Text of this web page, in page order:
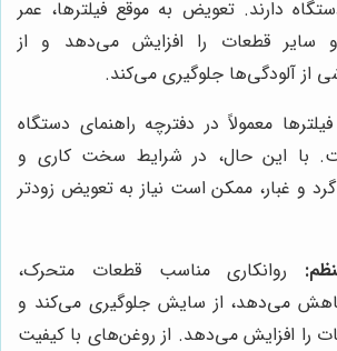
دارند. تعویض به موقع فیلترها، عمر
سایر قطعات را افزایش می‌دهد و از
از آلودگی‌ها جلوگیری می‌کند.
معمولاً در دفترچه راهنمای دستگاه
با این حال، در شرایط سخت کاری و
و غبار، ممکن است نیاز به تعویض زودتر
روانکاری مناسب قطعات متحرک،
می‌دهد، از سایش جلوگیری می‌کند و
را افزایش می‌دهد. از روغن‌های با کیفیت